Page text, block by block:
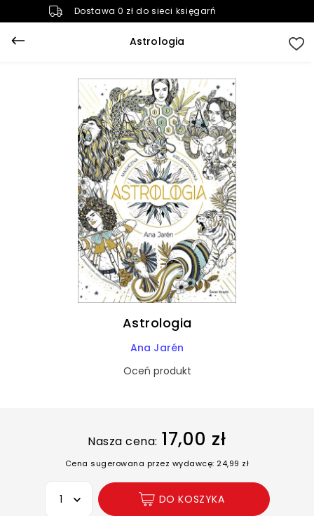
Dostawa 0 zł do sieci księgarń
Astrologia
Astrologia
Ana Jarén
Oceń produkt
Nasza cena: 17,00 zł
Cena sugerowana przez wydawcę: 24,99 zł
Wybierz opcję
DO KOSZYKA